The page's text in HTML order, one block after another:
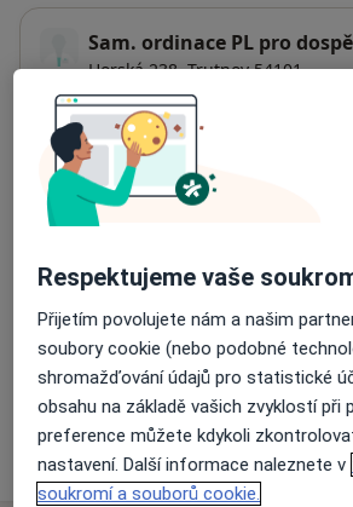
Sam. ordinace PL pro
Horská 238, Trutnov54101
Dostupnost
Na této adrese online kalendář
Způsoby platby (soukromé
Na teto adrese lékař přijímá
Detaily
Více
o adrese
Respektujeme vaše
Přijetím povolujete nám a našim
soubory cookie (nebo podobné
shromažďování údajů pro statistické
obsahu na základě vašich zvyklostí při
preference můžete kdykoli
nastavení. Další informace naleznete v
soukromí a souborů cookie.